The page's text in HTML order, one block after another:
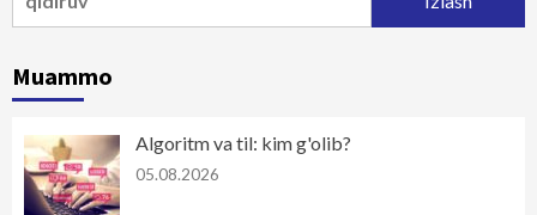
Muammo
Algoritm va til: kim g'olib?
05.08.2026